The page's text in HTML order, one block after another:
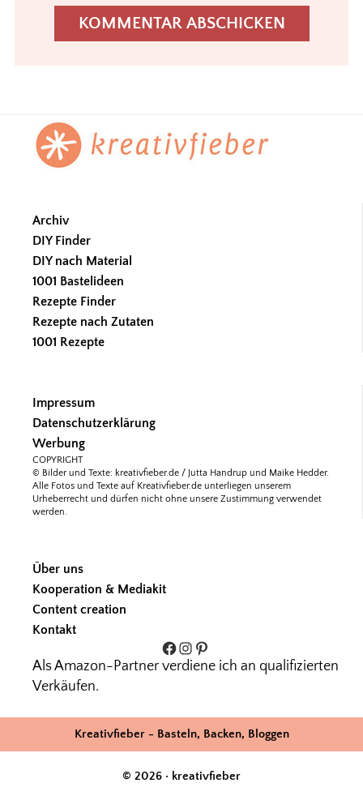
Footer
Archiv
DIY Finder
DIY nach Material
1001 Bastelideen
Rezepte Finder
Rezepte nach Zutaten
1001 Rezepte
Impressum
Datenschutzerklärung
Werbung
COPYRIGHT
© Bilder und Texte: kreativfieber.de / Jutta Handrup und Maike Hedder.
Alle Fotos und Texte auf Kreativfieber.de unterliegen unserem
Urheberrecht und dürfen nicht ohne unsere Zustimmung verwendet
werden.
Über uns
Kooperation & Mediakit
Content creation
Kontakt
Facebook
Instagram
Pinterest
Als Amazon-Partner verdiene ich an qualifizierten
Verkäufen.
Kreativfieber - Basteln, Backen, Bloggen
© 2026 · kreativfieber